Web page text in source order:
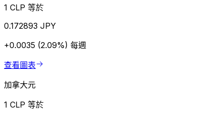
1 CLP 等於
0.172893 JPY
+0.0035 (2.09%) 每週
查看圖表
加拿大元
1 CLP 等於